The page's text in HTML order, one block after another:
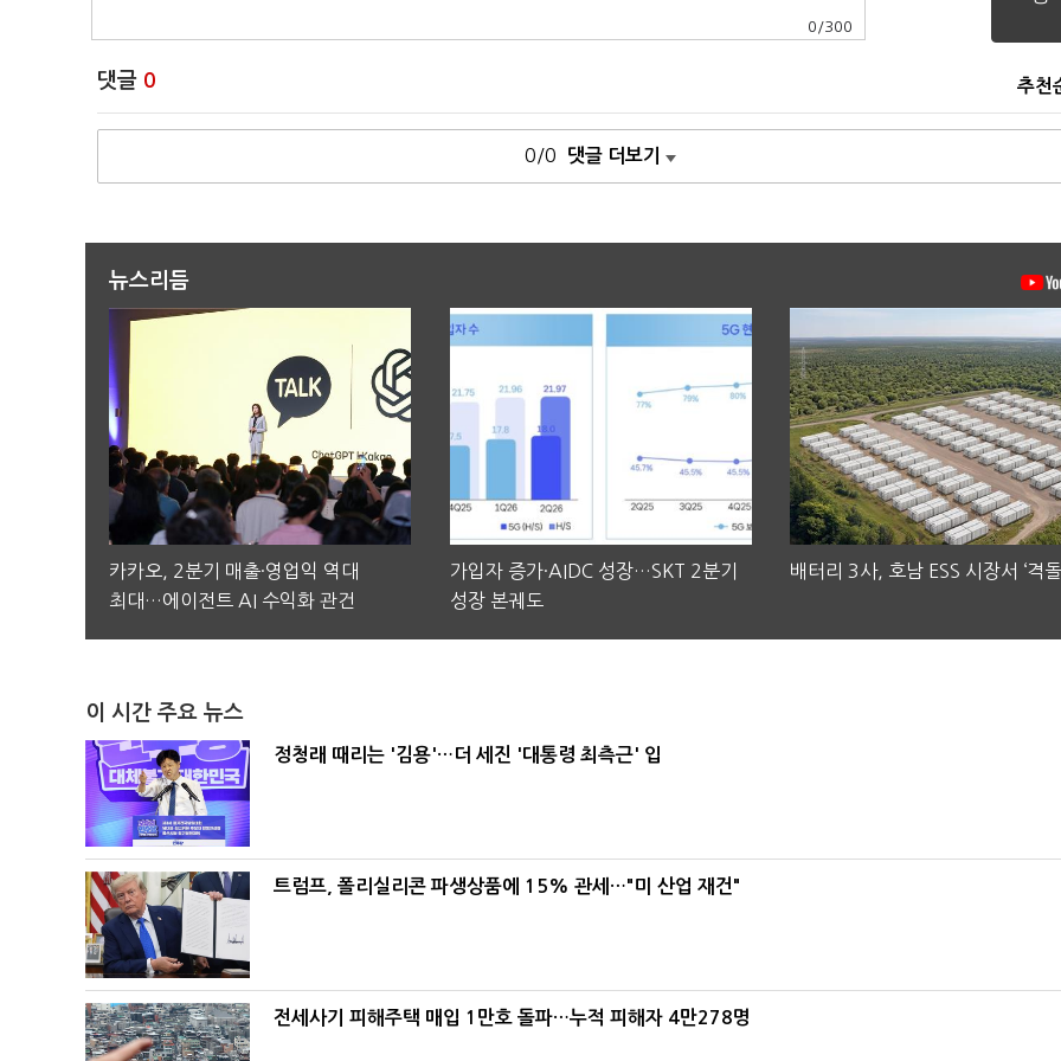
0 /300
댓글 0 추천
0/0 댓글 더보기
뉴스리듬
카카오, 2분기 매출·영업익 역대
최대…에이전트 AI 수익화 관건
가입자 증가·AIDC 성장…SKT 2분기
성장 본궤도
배터리 3사, 호남 ESS 시장서 ‘격돌
이 시간 주요 뉴스
정청래 때리는 '김용'…더 세진 '대통령 최측근' 입
트럼프, 폴리실리콘 파생상품에 15% 관세…"미 산업 재건"
전세사기 피해주택 매입 1만호 돌파…누적 피해자 4만278명